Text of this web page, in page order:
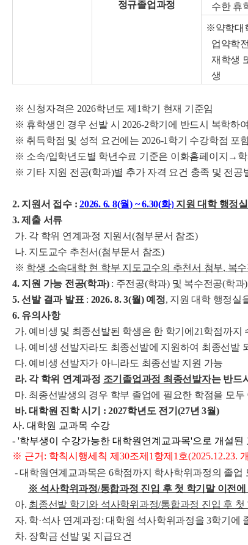
정규졸업과정
수한 휴
※약학대
업약학
재학생
생
※ 신청자격은 2026학년도 제1학기 현재 기준임
※ 휴학생인 경우 선발 시 2026-2학기에 반드시 복학하
※ 취득학점 및 성적 요건에는 2026-1학기 수강학점 포
※ 소속/입학년도별 학년수료 기준은 이화홈페이지→
※ 기타 지원 전공(학과)별 추가 자격 요건 충족 및 전공
2. 지원서 접수 :2026. 6. 8(월) ~ 6.30(화) 지 원 대학 행정
3. 제출 서류
가. 각 학위 연계과정 지원서(첨부문서 참조)
나. 지도교수 추천서(첨부문서 참조)
※ 학생 소속대학 현 학부 지도교수의 추천서 첨부, 복
4. 지원 가능 전공(학과) : 주전공(학과) 및 복수전공(학과)
5. 선발 결과 발표 : 2026. 8. 3(월) 예정, 지원 대학 행정실
6. 유의사항
가. 예비생 및 최종선발된 학생은 한 학기에21학점까지
나. 예비생 선발자라도 최종선발에 지원하여 최종선발
다. 예비생 선발자가 아니라도 최종선발 지원 가능
라. 각 학위 연계과정 조기졸업과정 최종선발자는 반드
마. 최종선발생의 경우 학부 졸업에 필요한 학점을 모
바. 대학원 진학 시기 : 2027학년도 전기(27년 3월)
사. 대학원 교과목 수강
- '학부생이 수강가능한 대학원연계교과목'으로 개설된
※ 근거: 학칙시행세칙 제30조제1항제1호(2025.12.23.
- 대학원연계교과목은 6학점까지 학사학위과정의 졸
※ 석사학위과정/통합과정 진입 후 첫 학기말 이전
아. 최종선발 학기와 석사학위과정/통합과정 진입 후 첫
자. 학·석사 연계과정:대학원 석사학위과정을 3학기에
차. 장학금 선발 및 지급요건